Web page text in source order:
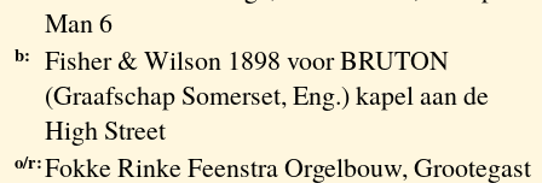
Man 6
b:
Fisher & Wilson 1898 voor BRUTON
(Graafschap Somerset, Eng.) kapel aan de
High Street
o/r:Fokke Rinke Feenstra Orgelbouw, Grootegast